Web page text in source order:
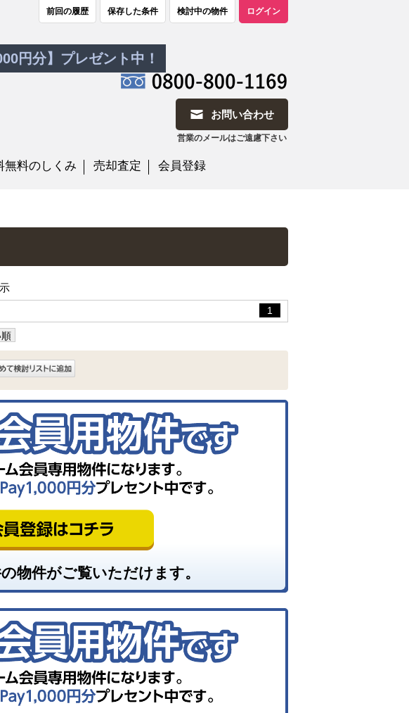
前回の履歴 保存した条件 検討中の物件 ログイン
円分】プレゼント中！
お問い合わせ
営業のメールはご遠慮下さい
無料のしくみ 売却査定 会員登録
1
物件がご覧いただけます。